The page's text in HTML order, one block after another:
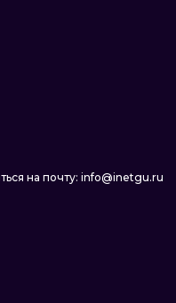
на почту: info@inetgu.ru